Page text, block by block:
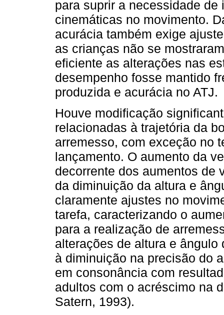
para suprir a necessidade
cinemáticas no movimento.
acurácia também exige
as crianças não se
eficiente as alterações nas
desempenho fosse mantido
produzida e acurácia no ATJ.
Houve modificação
relacionadas à trajetória da
arremesso, com exceção no
lançamento. O aumento da
decorrente dos aumentos de
da diminuição da altura e
claramente ajustes no
tarefa, caracterizando o
para a realização de
alterações de altura e
à diminuição na precisão do
em consonância com
adultos com o acréscimo na
Satern, 1993).